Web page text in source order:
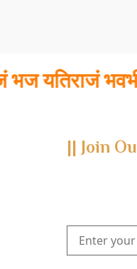
भवभीरो
|| Join